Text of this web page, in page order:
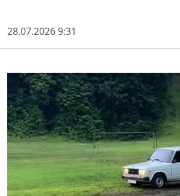
28.07.2026 9:31